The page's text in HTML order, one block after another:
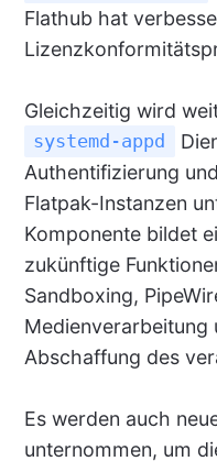
Flathub hat
Gleichzeitig wird
systemd-appd
Authentifizierung
Flatpak-Instanzen
Komponente bildet
zukünftige
Sandboxing,
Medienverarbeitung
Abschaffung des
Es werden auch
unternommen, um